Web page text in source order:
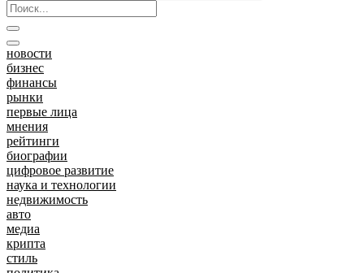
новости
бизнес
финансы
рынки
первые лица
мнения
рейтинги
биографии
цифровое развитие
наука и технологии
недвижимость
авто
медиа
крипта
стиль